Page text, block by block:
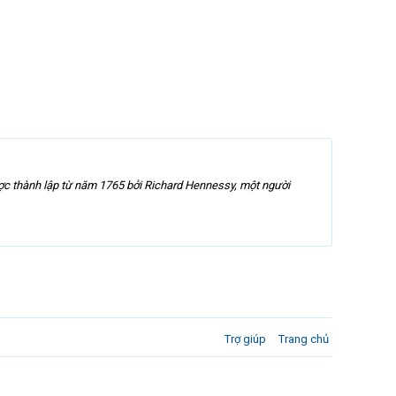
thành lập từ năm 1765 bởi Richard Hennessy, một người
Trợ giúp Trang chủ